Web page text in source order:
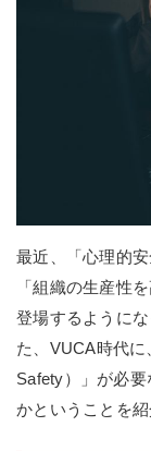
最近、「心理的
「組織の生産性
登場するように
た、VUCA時代
Safety）」が必
かということを紹